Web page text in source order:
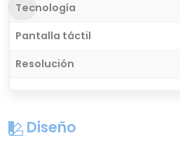
Tecnología
Pantalla táctil
Resolución
Diseño